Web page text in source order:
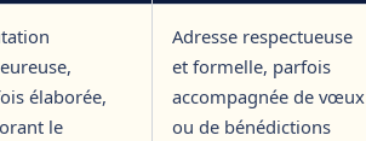
élaborée,
le
Adresse respectueuse
et formelle, parfois
accompagnée de vœux
ou de bénédictions